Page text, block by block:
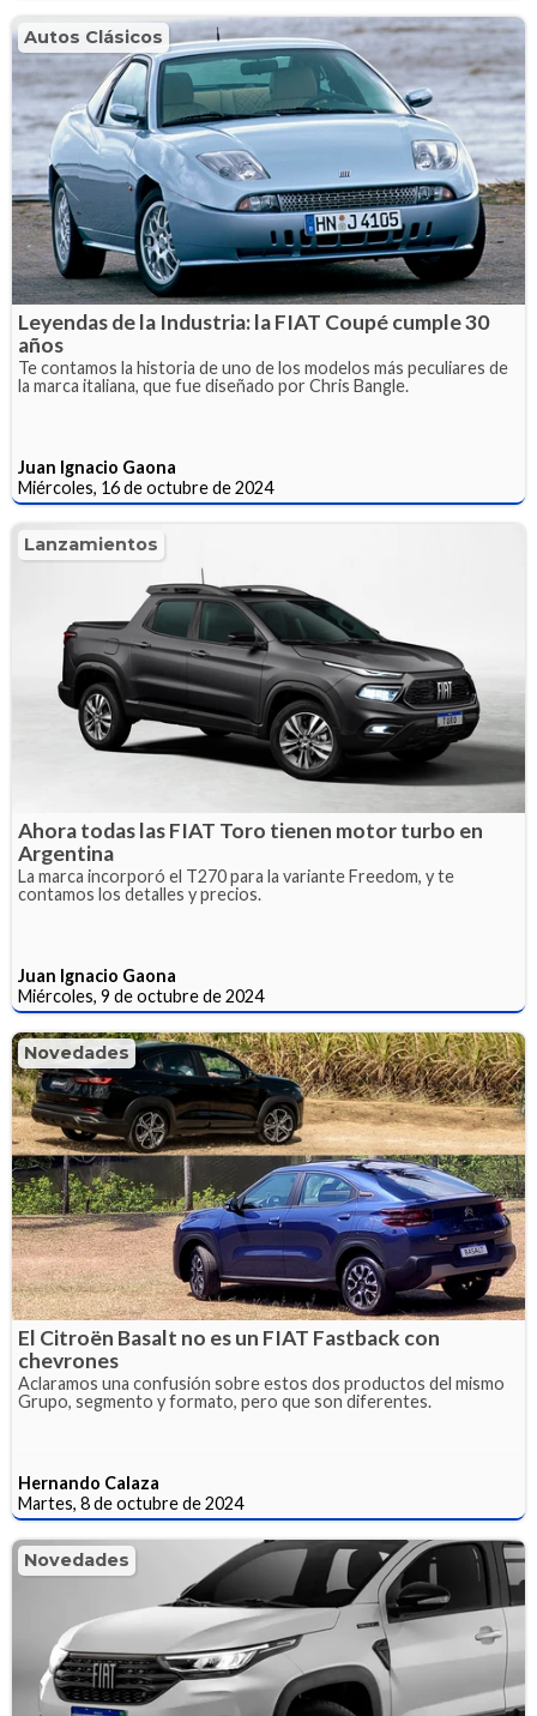
Autos Clásicos
Leyendas de la Industria: la FIAT Coupé cumple 30
años
Te contamos la historia de uno de los modelos más peculiares de
la marca italiana, que fue diseñado por Chris Bangle.
Juan Ignacio Gaona
Miércoles, 16 de octubre de 2024
Lanzamientos
Ahora todas las FIAT Toro tienen motor turbo en
Argentina
La marca incorporó el T270 para la variante Freedom, y te
contamos los detalles y precios.
Juan Ignacio Gaona
Miércoles, 9 de octubre de 2024
Novedades
El Citroën Basalt no es un FIAT Fastback con
chevrones
Aclaramos una confusión sobre estos dos productos del mismo
Grupo, segmento y formato, pero que son diferentes.
Hernando Calaza
Martes, 8 de octubre de 2024
Novedades